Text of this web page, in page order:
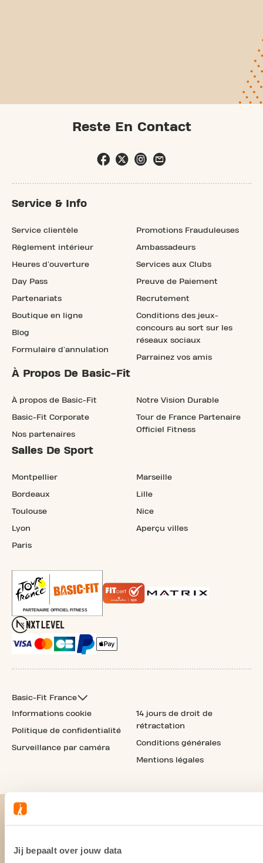
Jij bepaalt over jouw data
Reste En Contact
Service & Info
Service clientèle
Règlement intérieur
Heures d'ouverture
Day Pass
Partenariats
Boutique en ligne
Blog
Formulaire d'annulation
Promotions Frauduleuses
Ambassadeurs
Services aux Clubs
Preuve de Paiement
Recrutement
Conditions des jeux-
concours au sort sur les
réseaux sociaux
Parrainez vos amis
À Propos De Basic-Fit
À propos de Basic-Fit
Basic-Fit Corporate
Nos partenaires
Notre Vision Durable
Tour de France Partenaire
Officiel Fitness
Salles De Sport
Montpellier
Bordeaux
Toulouse
Lyon
Paris
Marseille
Lille
Nice
Aperçu villes
Basic-Fit France
Informations cookie
Politique de confidentialité
Surveillance par caméra
14 jours de droit de
rétractation
Conditions générales
Mentions légales